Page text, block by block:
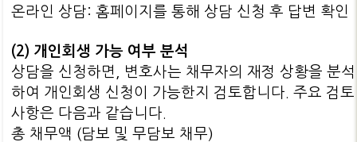
온라인 상담: 홈페이지를 통해 상담 신청 후 답변 확인
(2) 개인회생 가능 여부 분석
상담을 신청하면, 변호사는 채무자의 재정 상황을 분석
하여 개인회생 신청이 가능한지 검토합니다. 주요 검토
사항은 다음과 같습니다.
총 채무액 (담보 및 무담보 채무)